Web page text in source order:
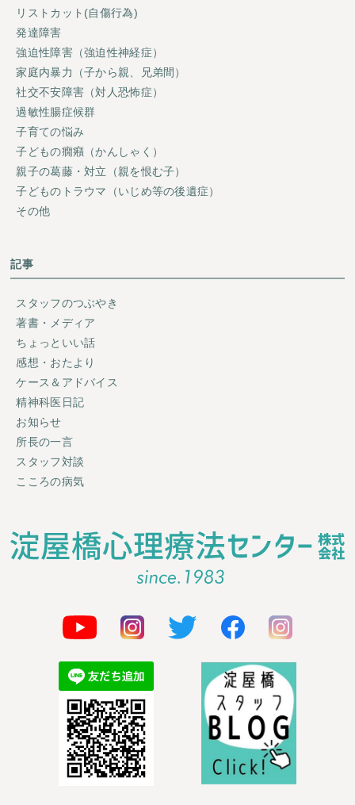
リストカット(自傷行為)
発達障害
強迫性障害（強迫性神経症）
家庭内暴力（子から親、兄弟間）
社交不安障害（対人恐怖症）
過敏性腸症候群
子育ての悩み
子どもの癇癪（かんしゃく）
親子の葛藤・対立（親を恨む子）
子どものトラウマ（いじめ等の後遺症）
その他
記事
スタッフのつぶやき
著書・メディア
ちょっといい話
感想・おたより
ケース＆アドバイス
精神科医日記
お知らせ
所長の一言
スタッフ対談
こころの病気